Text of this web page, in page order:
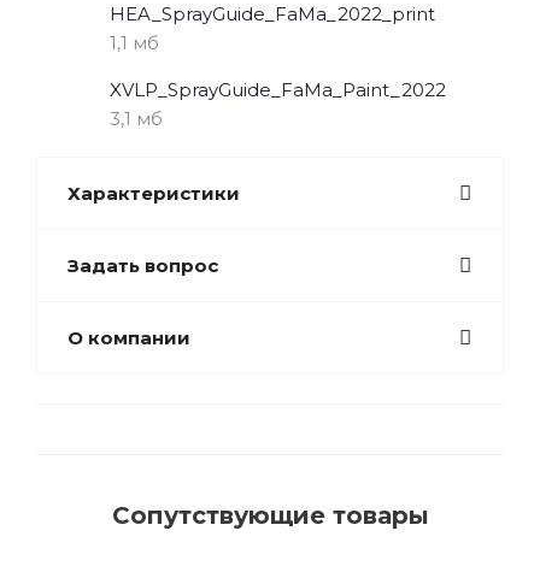
HEA_SprayGuide_FaMa_2022_print
1,1 мб
XVLP_SprayGuide_FaMa_Paint_2022
3,1 мб
Характеристики
Задать вопрос
О компании
Сопутствующие товары